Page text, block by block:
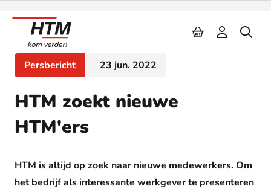
Persbericht 23 jun. 2022
HTM zoekt nieuwe
HTM'ers
HTM is altijd op zoek naar nieuwe medewerkers. Om
het bedrijf als interessante werkgever te presenteren